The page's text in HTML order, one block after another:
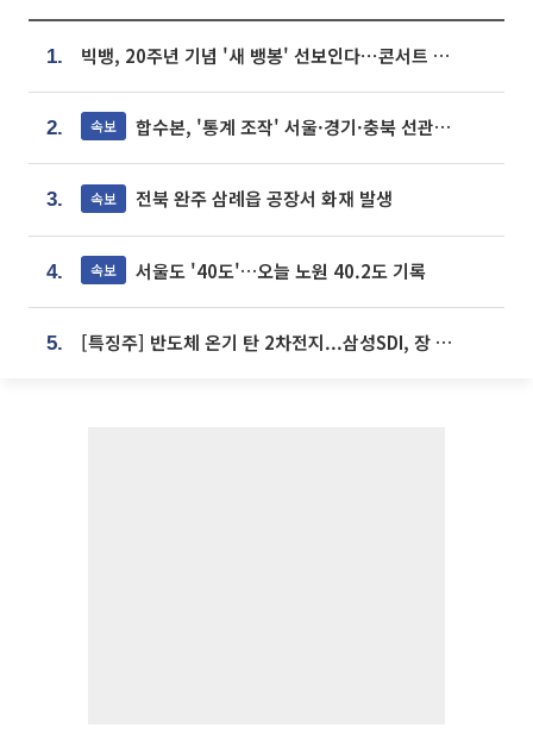
1. 빅뱅, 20주년 기념 '새 뱅봉' 선보인다⋯콘서트 앞두고 팝업 개최
2. 속보 합수본, '통계 조작' 서울·경기·충북 선관위 등 추가 압수수색
3. 속보 전북 완주 삼례읍 공장서 화재 발생
4. 속보 서울도 '40도'…오늘 노원 40.2도 기록
5. [특징주] 반도체 온기 탄 2차전지...삼성SDI, 장 초반 7% 넘게 껑충